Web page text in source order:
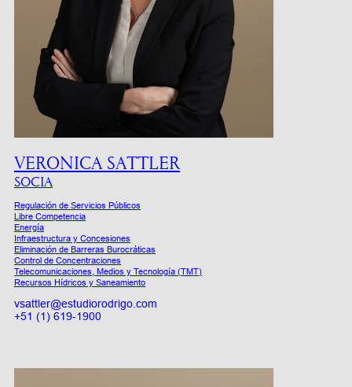
VERONICA SATTLER
SOCIA
Regulación de Servicios Públicos
Libre Competencia
Energía
Infraestructura y Concesiones
Eliminación de Barreras Burocráticas
Control de Concentraciones
Telecomunicaciones, Medios y Tecnología (TMT)
Recursos Hídricos y Saneamiento
vsattler@estudiorodrigo.com
+51 (1) 619-1900